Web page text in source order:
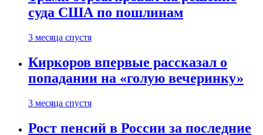
суда США по пошлинам
3 месяца спустя
Киркоров впервые рассказал о
попадании на «голую вечеринку»
3 месяца спустя
Рост пенсий в России за последние